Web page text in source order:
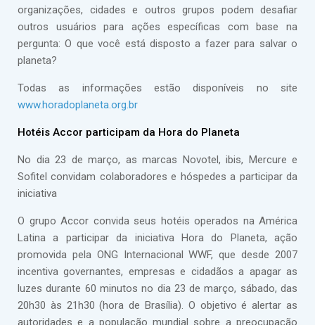
organizações, cidades e outros grupos podem desafiar
outros usuários para ações específicas com base na
pergunta: O que você está disposto a fazer para salvar o
planeta?
Todas as informações estão disponíveis no site
www.horadoplaneta.org.br
Hotéis Accor participam da Hora do Planeta
No dia 23 de março, as marcas Novotel, ibis, Mercure e
Sofitel convidam colaboradores e hóspedes a participar da
iniciativa
O grupo Accor convida seus hotéis operados na América
Latina a participar da iniciativa Hora do Planeta, ação
promovida pela ONG Internacional WWF, que desde 2007
incentiva governantes, empresas e cidadãos a apagar as
luzes durante 60 minutos no dia 23 de março, sábado, das
20h30 às 21h30 (hora de Brasília). O objetivo é alertar as
autoridades e a população mundial sobre a preocupação